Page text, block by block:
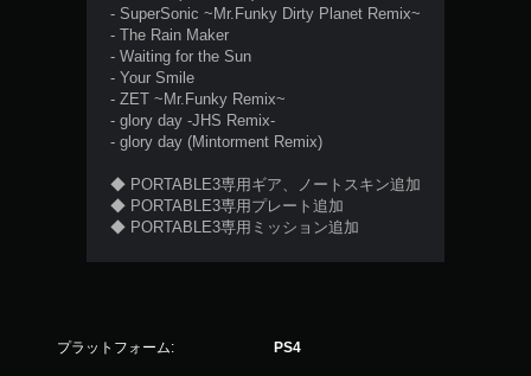
- SuperSonic ~Mr.Funky Dirty Planet Remix~
- The Rain Maker
- Waiting for the Sun
- Your Smile
- ZET ~Mr.Funky Remix~
- glory day -JHS Remix-
- glory day (Mintorment Remix)
◆ PORTABLE3専用ギア、ノートスキン追加
◆ PORTABLE3専用プレート追加
◆ PORTABLE3専用ミッション追加
プラットフォーム: PS4